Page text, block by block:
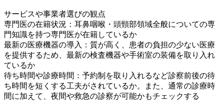
サービスや事業者選びの観点
専門医の在籍状況：耳鼻咽喉・頭頸部領域全般についての専
門知識を持つ専門医が在籍しているか
最新の医療機器の導入：質が高く、患者の負担の少ない医療
を提供するため、最新の検査機器や手術室の装備を取り入れ
ているか
待ち時間や診療時間：予約制を取り入れるなど診察前後の待
ち時間を短くする工夫がされているか。また、通常の診療時
間に加えて、夜間や救急の診察が可能かもチェックする